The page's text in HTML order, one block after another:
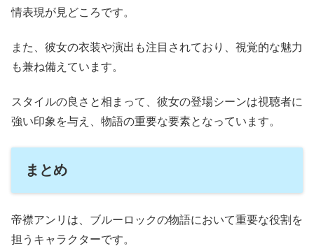
情表現が見どころです。
また、彼女の衣装や演出も注目されており、視覚的な魅力
も兼ね備えています。
スタイルの良さと相まって、彼女の登場シーンは視聴者に
強い印象を与え、物語の重要な要素となっています。
まとめ
帝襟アンリは、ブルーロックの物語において重要な役割を
担うキャラクターです。